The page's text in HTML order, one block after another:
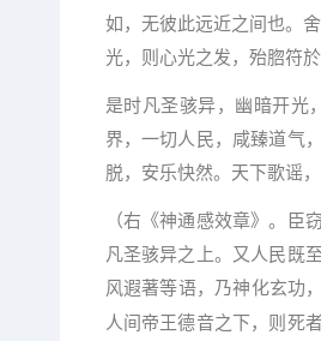
如，无彼此远近之间也。舍
光，则心光之发，殆脗符
是时凡圣骇异，幽暗开光
界，一切人民，咸臻道气
脱，安乐快然。天下歌谣，
（右《神通感效章》。臣
凡圣骇异之上。又人民既
风遐著等语，乃神化玄功
人间帝王德音之下，则死